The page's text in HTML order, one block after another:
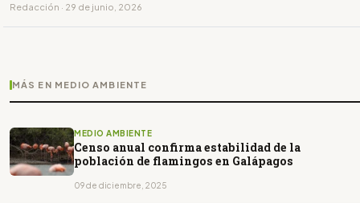
Redacción · 29 de junio, 2026
MÁS EN MEDIO AMBIENTE
MEDIO AMBIENTE
Censo anual confirma estabilidad de la
población de flamingos en Galápagos
09 de diciembre, 2025